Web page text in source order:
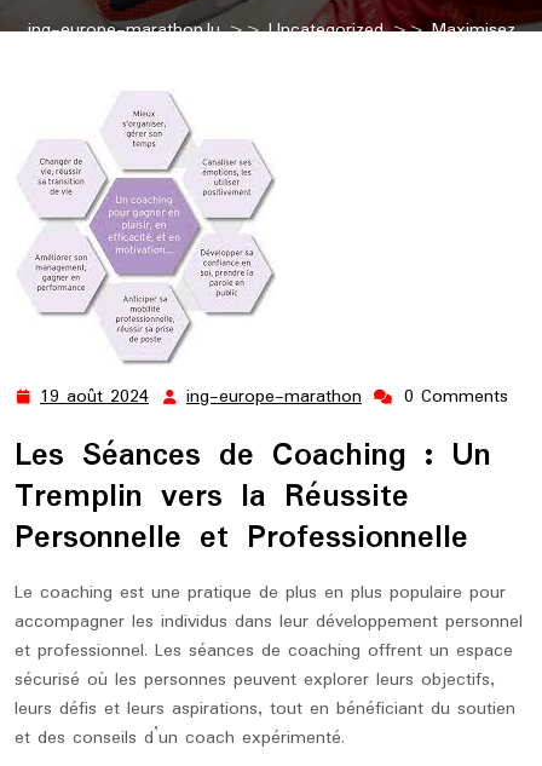
ing-europe-marathon.lu>>Uncategorized>> Maximisez
19 août 2024 19
2024
ing-europe-marathon ing-
marathon
0 Comments
Les Séances de Coaching : Un
Tremplin vers la Réussite
Personnelle et Professionnelle
Le coaching est une pratique de plus en plus populaire pour
accompagner les individus dans leur développement personnel
et professionnel. Les séances de coaching offrent un espace
sécurisé où les personnes peuvent explorer leurs objectifs,
leurs défis et leurs aspirations, tout en bénéficiant du soutien
et des conseils d’un coach expérimenté.